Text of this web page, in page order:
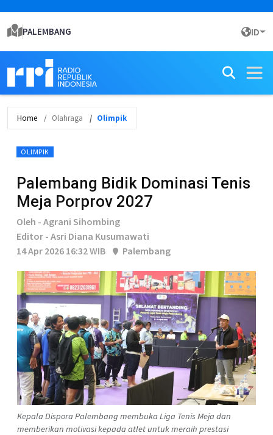
PALEMBANG ID
Home Olahraga Olimpik
OLIMPIK
Palembang Bidik Dominasi Tenis
Meja Porprov 2027
Oleh - Agrani Sihombing
Editor - Asri Diana Kusumawati
14 Apr 2026 16:32 WIB
Palembang
Kepala Dispora Palembang membuka Liga Tenis Meja dan
memberikan motivasi kepada atlet untuk meraih prestasi